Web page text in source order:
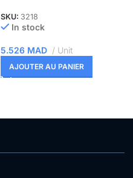
SKU: 3218
In stock
5.526 MAD Unit
AJOUTER AU PANIER